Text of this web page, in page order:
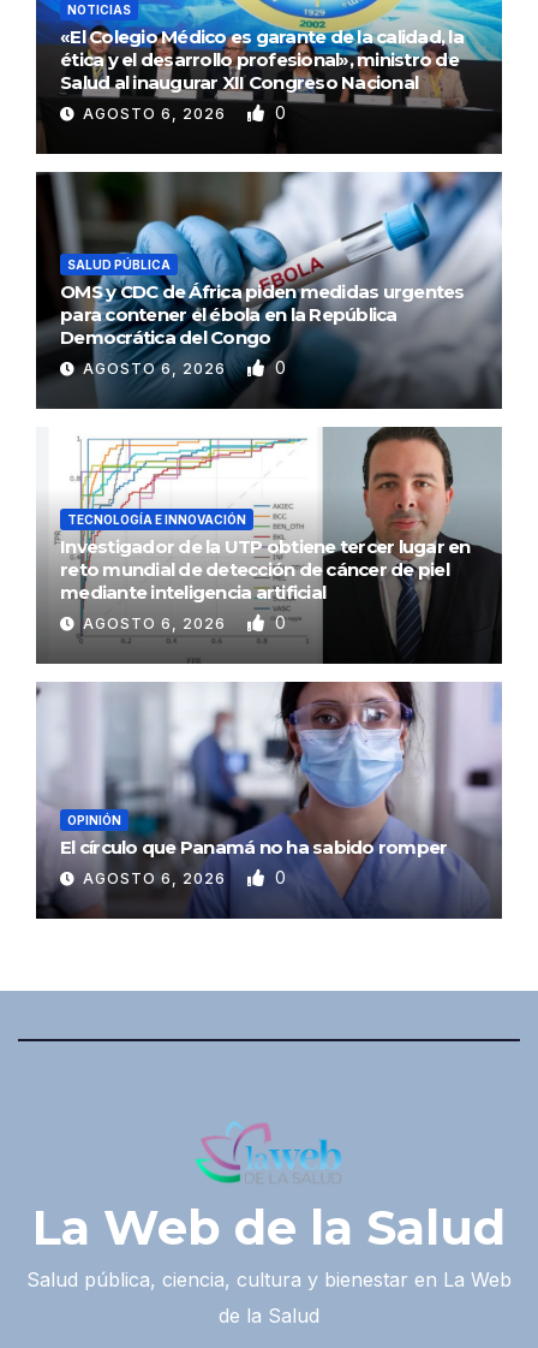
NOTICIAS
«El Colegio Médico es garante de la calidad, la
ética y el desarrollo profesional», ministro de
Salud al inaugurar XII Congreso Nacional
AGOSTO 6, 2026 0
SALUD PÚBLICA
OMS y CDC de África piden medidas urgentes
para contener el ébola en la República
Democrática del Congo
AGOSTO 6, 2026 0
TECNOLOGÍA E INNOVACIÓN
Investigador de la UTP obtiene tercer lugar en
reto mundial de detección de cáncer de piel
mediante inteligencia artificial
AGOSTO 6, 2026 0
OPINIÓN
El círculo que Panamá no ha sabido romper
AGOSTO 6, 2026 0
La Web de la Salud
Salud pública, ciencia, cultura y bienestar en La Web
de la Salud